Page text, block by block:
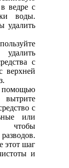
ведре с
воды.
удалить
удалить
с
верхней
с
или
чтобы
этот шаг
и